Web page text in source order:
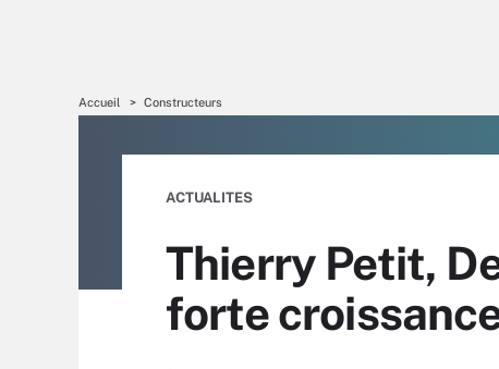
Accueil Constructeurs
ACTUALITES
Thierry Petit,
forte